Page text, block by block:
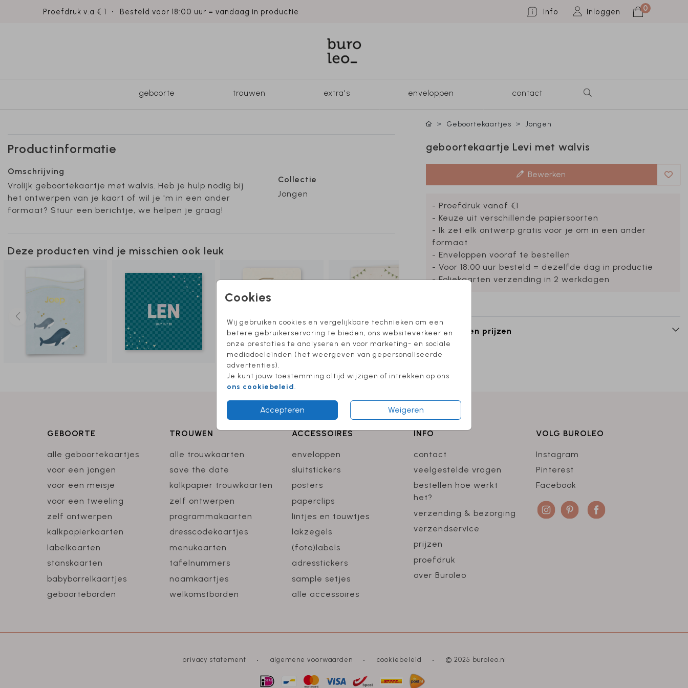
Proefdruk v.a € 1 Besteld voor 18:00 uur = vandaag in productie Info Inloggen 0
geboorte trouwen extra's enveloppen contact
Cookies
Wij gebruiken cookies en vergelijkbare technieken om een
betere gebruikerservaring te bieden, ons websiteverkeer en
onze prestaties te analyseren en voor marketing- en sociale
mediadoeleinden (het weergeven van gepersonaliseerde
advertenties).
Je kunt jouw toestemming altijd wijzigen of intrekken op ons
ons cookiebeleid.
Accepteren Weigeren
Productinformatie
Omschrijving
Vrolijk geboortekaartje met walvis. Heb je hulp nodig bij
het ontwerpen van je kaart of wil je 'm in een ander
formaat? Stuur een berichtje, we helpen je graag!
Collectie
Jongen
Deze producten vind je misschien ook leuk
Geboortekaartjes Jongen
geboortekaartje Levi met walvis
Bewerken
- Proefdruk vanaf €1
- Keuze uit verschillende papiersoorten
- Ik zet elk ontwerp gratis voor je om in een ander
formaat
- Enveloppen vooraf te bestellen
- Voor 18:00 uur besteld = dezelfde dag in productie
- Foliekaarten verzending in 2 werkdagen
Formaten en prijzen
GEBOORTE
alle geboortekaartjes
voor een jongen
voor een meisje
voor een tweeling
zelf ontwerpen
kalkpapierkaarten
labelkaarten
stanskaarten
babyborrelkaartjes
geboorteborden
TROUWEN
alle trouwkaarten
save the date
kalkpapier trouwkaarten
zelf ontwerpen
programmakaarten
dresscodekaartjes
menukaarten
tafelnummers
naamkaartjes
welkomstborden
ACCESSOIRES
enveloppen
sluitstickers
posters
paperclips
lintjes en touwtjes
lakzegels
(foto)labels
adresstickers
sample setjes
alle accessoires
INFO
contact
veelgestelde vragen
bestellen hoe werkt
het?
verzending & bezorging
verzendservice
prijzen
proefdruk
over Buroleo
VOLG BUROLEO
Instagram
Pinterest
Facebook
privacy statement algemene voorwaarden cookiebeleid © 2025 buroleo.nl